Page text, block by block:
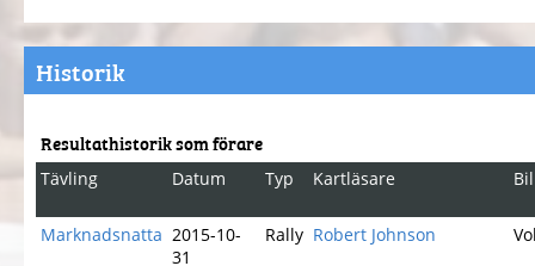
Historik
Resultathistorik som förare
Tävling Datum Typ Kartläsare
Marknadsnatta 2015-10-
31
Rally Robert Johnson